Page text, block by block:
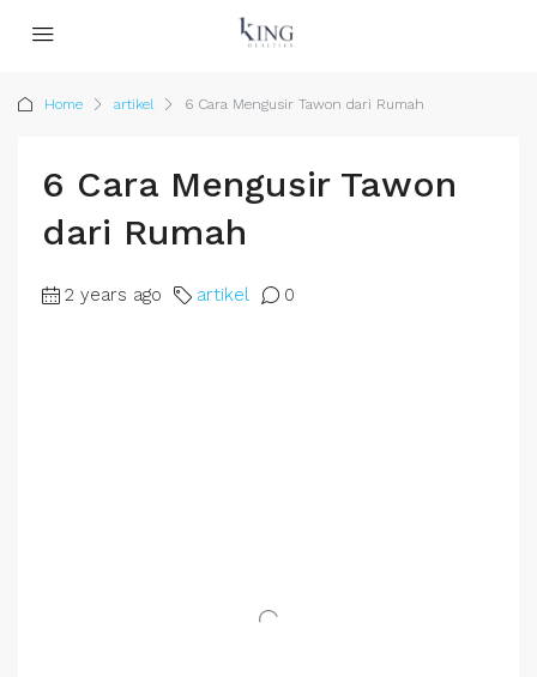
Home artikel 6 Cara Mengusir Tawon dari Rumah
6 Cara Mengusir Tawon
dari Rumah
2 years ago artikel 0